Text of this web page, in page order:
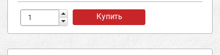
Купить